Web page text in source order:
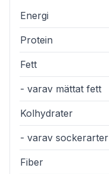
Energi
Protein
Fett
- varav mättat fett
Kolhydrater
- varav sockerarter
Fiber